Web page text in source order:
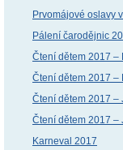
Prvomájové oslavy
Pálení čarodějnic
Čtení dětem 2017 –
Čtení dětem 2017 –
Čtení dětem 2017 –
Čtení dětem 2017 –
Karneval 2017